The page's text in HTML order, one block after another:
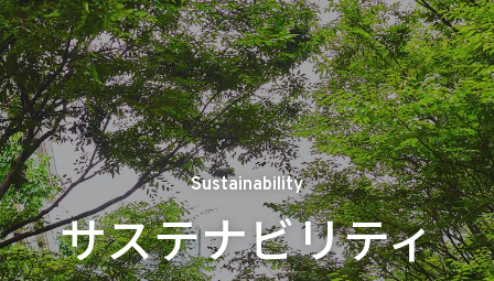
Sustainability
サステナビリティ